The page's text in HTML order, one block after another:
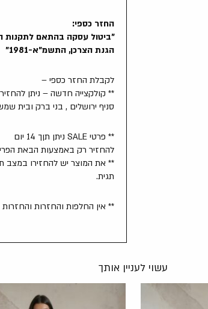
החזר כספי:
הגנת הצרכן, התשמ"א-1981"
לקבלת החזר כספי –
** קולקצייה חדשה – ניתן להחזיר לסניפים תוך
סניף ירושלים , בני ברק ובית
** פרטי SALE ניתן תןך 14 יום
להחזיר רק באמצעות הבאת
** את המוצר יש להחזירו במצב
תגית.
** אין החלפות והחזרות
עשוי לעניין אותך